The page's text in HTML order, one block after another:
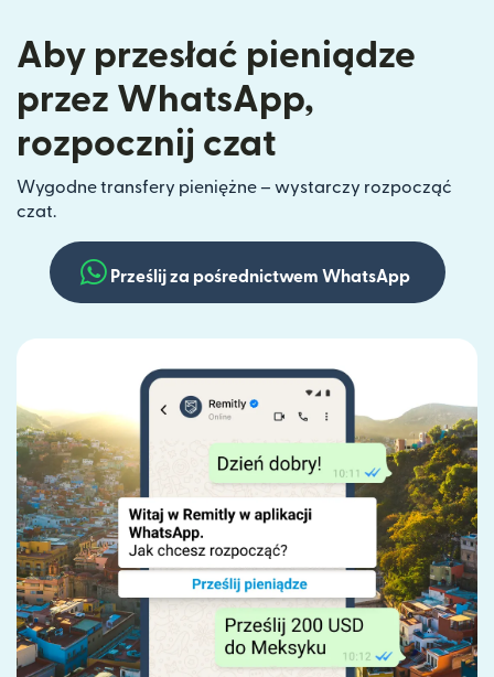
Aby przesłać pieniądze
przez WhatsApp,
rozpocznij czat
Wygodne transfery pieniężne – wystarczy rozpocząć
czat.
Prześlij za pośrednictwem WhatsApp